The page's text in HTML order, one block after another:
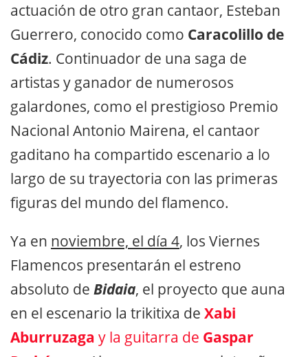
actuación de otro gran cantaor, Esteban
Guerrero, conocido como Caracolillo de
Cádiz. Continuador de una saga de
artistas y ganador de numerosos
galardones, como el prestigioso Premio
Nacional Antonio Mairena, el cantaor
gaditano ha compartido escenario a lo
largo de su trayectoria con las primeras
figuras del mundo del flamenco.
Ya en noviembre, el día 4, los Viernes
Flamencos presentarán el estreno
absoluto de Bidaia, el proyecto que auna
en el escenario la trikitixa de Xabi
Aburruzaga y la guitarra de Gaspar